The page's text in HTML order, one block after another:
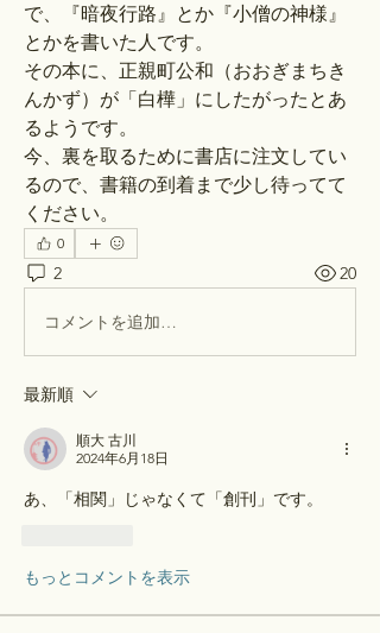
で、『暗夜行路』とか『小僧の神様』
とかを書いた人です。
その本に、正親町公和（おおぎまちき
んかず）が「白樺」にしたがったとあ
るようです。
今、裏を取るために書店に注文してい
るので、書籍の到着まで少し待ってて
ください。
0
2 20
コメントを追加…
最新順
順大 古川
2024年6月18日
あ、「相関」じゃなくて「創刊」です。
もっとコメントを表示